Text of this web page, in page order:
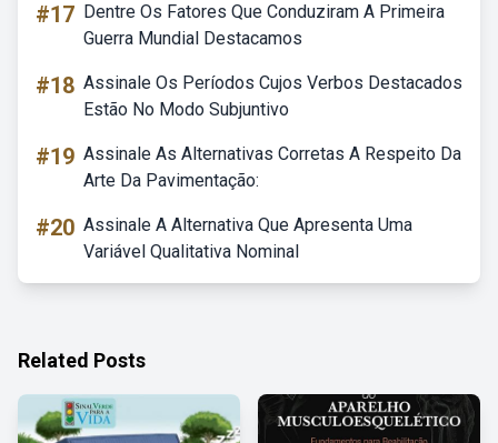
#17 Dentre Os Fatores Que Conduziram A Primeira
Guerra Mundial Destacamos
#18 Assinale Os Períodos Cujos Verbos Destacados
Estão No Modo Subjuntivo
#19 Assinale As Alternativas Corretas A Respeito Da
Arte Da Pavimentação:
#20 Assinale A Alternativa Que Apresenta Uma
Variável Qualitativa Nominal
Related Posts